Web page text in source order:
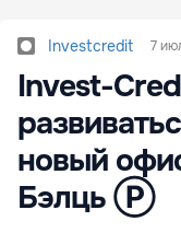
Investcredit 7
Invest-
новый
Бэлць Ⓟ